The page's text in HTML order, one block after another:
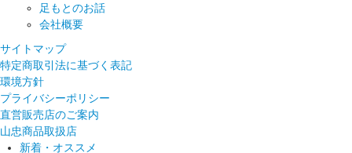
足もとのお話
会社概要
サイトマップ
特定商取引法に基づく表記
環境方針
プライバシーポリシー
直営販売店のご案内
山忠商品取扱店
新着・オススメ